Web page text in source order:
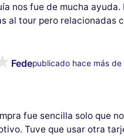
nos fue de mucha
al tour pero relacionadas
Fedepublicado hace más de
fue sencilla solo que
Tuve que usar otra